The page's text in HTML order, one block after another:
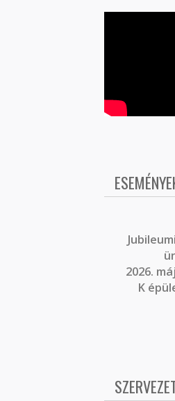
J
2026.
K